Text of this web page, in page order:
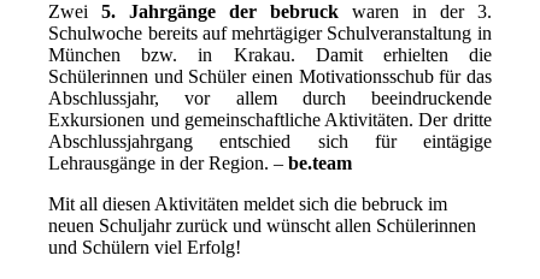
Zwei5. Jahrgänge der bebruck waren in der 3.
Schulwoche bereits auf mehrtägiger Schulveranstaltung in
München bzw. in Krakau. Damit erhielten die
Schülerinnen und Schüler einen Motivationsschub für das
Abschlussjahr, vor allem durch beeindruckende
Exkursionen und gemeinschaftliche Aktivitäten. Der dritte
Abschlussjahrgang entschied sich für eintägige
Lehrausgänge in der Region. –be.team
Mit all diesen Aktivitäten meldet sich die bebruck im
neuen Schuljahr zurück und wünscht allen Schülerinnen
und Schülern viel Erfolg!